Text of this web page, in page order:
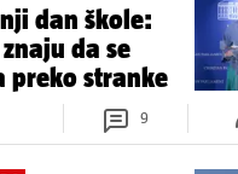
dan škole:
da se
preko stranke
9